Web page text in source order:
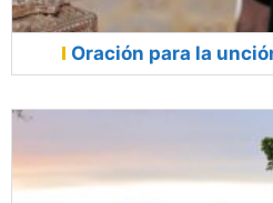
Oración para la